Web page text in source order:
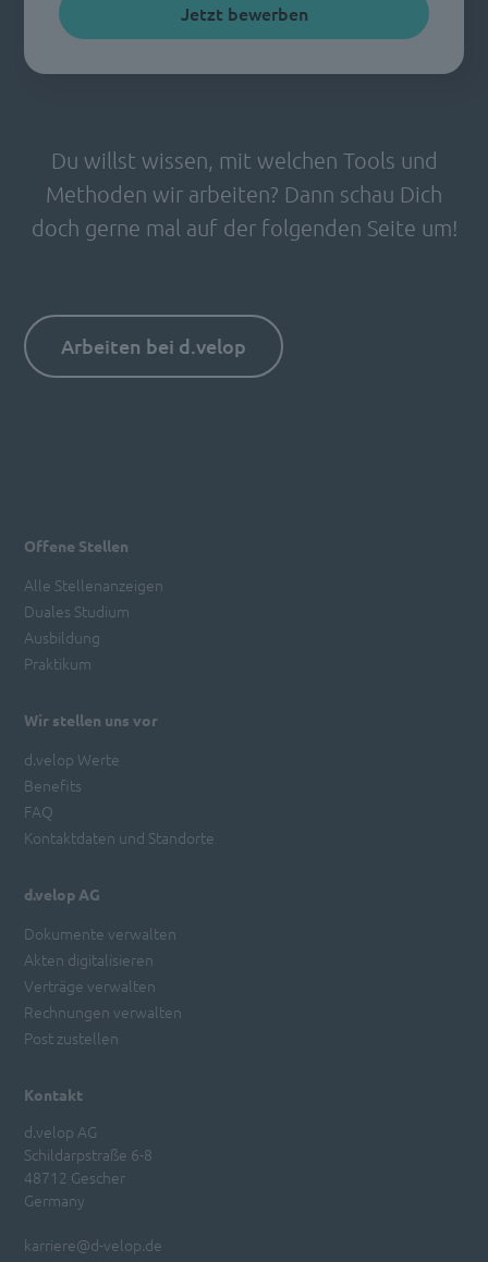
Jetzt bewerben
Du willst wissen, mit welchen Tools und
Methoden wir arbeiten? Dann schau Dich
doch gerne mal auf der folgenden Seite um!
Arbeiten bei d.velop
Kontakt
d.velop AG
Schildarpstraße 6-8
48712 Gescher
Germany
karriere@d-velop.de
Offene Stellen
Alle Stellenanzeigen
Duales Studium
Ausbildung
Praktikum
Wir stellen uns vor
d.velop Werte
Benefits
FAQ
Kontaktdaten und Standorte
d.velop AG
Dokumente verwalten
Akten digitalisieren
Verträge verwalten
Rechnungen verwalten
Post zustellen